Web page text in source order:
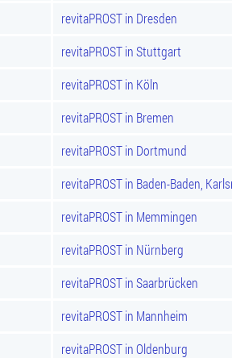
revitaPROST in Dresden
revitaPROST in Stuttgart
revitaPROST in Köln
revitaPROST in Bremen
revitaPROST in Dortmund
revitaPROST in Baden-Baden,
revitaPROST in Memmingen
revitaPROST in Nürnberg
revitaPROST in Saarbrücken
revitaPROST in Mannheim
revitaPROST in Oldenburg